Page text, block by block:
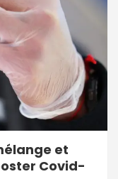
et
Covid-